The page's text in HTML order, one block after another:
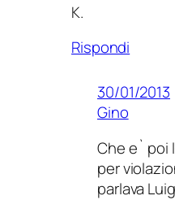
K.
Rispondi
30/01/2013
Gino
Che e` poi
per
parlava